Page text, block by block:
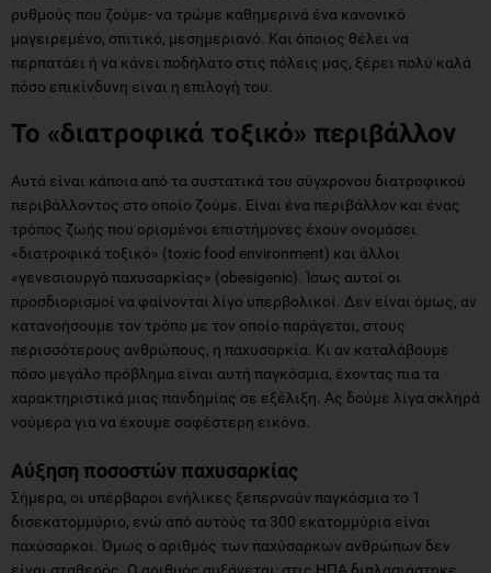
ρυθμούς που ζούμε- να τρώμε καθημερινά ένα κανονικό
μαγειρεμένο, σπιτικό, μεσημεριανό. Και όποιος θέλει να
περπατάει ή να κάνει ποδήλατο στις πόλεις μας, ξέρει πολύ καλά
πόσο επικίνδυνη είναι η επιλογή του.
Το «διατροφικά τοξικό» περιβάλλον
Αυτά είναι κάποια από τα συστατικά του σύγχρονου διατροφικού
περιβάλλοντος στο οποίο ζούμε. Είναι ένα περιβάλλον και ένας
τρόπος ζωής που ορισμένοι επιστήμονες έχουν ονομάσει
«διατροφικά τοξικό» (toxic food environment) και άλλοι
«γενεσιουργό παχυσαρκίας» (obesigenic). Ίσως αυτοί οι
προσδιορισμοί να φαίνονται λίγο υπερβολικοί. Δεν είναι όμως, αν
κατανοήσουμε τον τρόπο με τον οποίο παράγεται, στους
περισσότερους ανθρώπους, η παχυσαρκία. Κι αν καταλάβουμε
πόσο μεγάλο πρόβλημα είναι αυτή παγκόσμια, έχοντας πια τα
χαρακτηριστικά μιας πανδημίας σε εξέλιξη. Ας δούμε λίγα σκληρά
νούμερα για να έχουμε σαφέστερη εικόνα.
Αύξηση ποσοστών παχυσαρκίας
Σήμερα, οι υπέρβαροι ενήλικες ξεπερνούν παγκόσμια το 1
δισεκατομμύριο, ενώ από αυτούς τα 300 εκατομμύρια είναι
παχύσαρκοι. Όμως ο αριθμός των παχύσαρκων ανθρώπων δεν
είναι σταθερός. Ο αριθμός αυξάνεται: στις ΗΠΑ διπλασιάστηκε